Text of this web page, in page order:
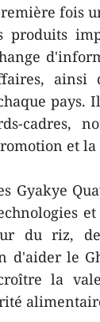
fois
produits
pays.
cadres,
et la
Gyakye
du riz,
d'aider le
la